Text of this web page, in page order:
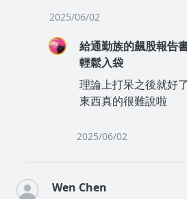
2025/06/02
給通勤族的飆股報告
輕鬆入袋
理論上打呆之後就
東西真的很難說啦
2025/06/02
Wen Chen